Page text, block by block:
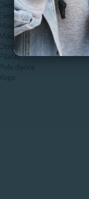
Dietas
Electroestimulación
Masajes
Máquinas de ejercicio
Pilates
Pole dance